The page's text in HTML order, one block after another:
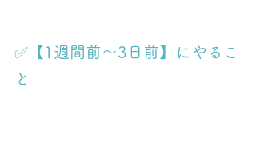
✅【1週間前〜3日前】にやるこ
と